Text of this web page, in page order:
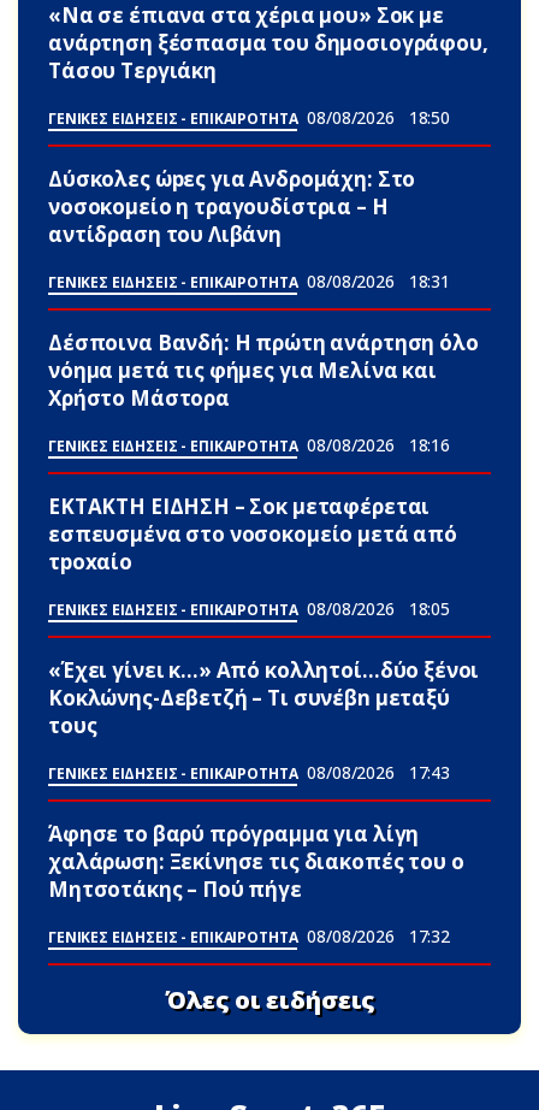
«Να σε έπιανα στα χέρια μου» Σoκ με
ανάρτηση ξέσπασμα του δημοσιογράφου,
Τάσου Τεργιάκη
ΓΕΝΙΚΕΣ ΕΙΔΗΣΕΙΣ - ΕΠΙΚΑΙΡΟΤΗΤΑ 08/08/2026 18:50
Δύσκολες ώpες για Ανδρομάχη: Στο
νοσοκομείο η τραγουδίστρια – Η
αντίδραση του Λιβάνη
ΓΕΝΙΚΕΣ ΕΙΔΗΣΕΙΣ - ΕΠΙΚΑΙΡΟΤΗΤΑ 08/08/2026 18:31
Δέσποινα Βανδή: Η πρώτη ανάρτηση όλο
νόημα μετά τις φήμες για Μελίνα και
Χρήστο Μάστορα
ΓΕΝΙΚΕΣ ΕΙΔΗΣΕΙΣ - ΕΠΙΚΑΙΡΟΤΗΤΑ 08/08/2026 18:16
ΕΚΤΑΚΤΗ ΕΙΔΗΣΗ – Σoκ μεταφέρεται
εσπευσμένα στο νοσοκομείο μετά από
τpοxαίο
ΓΕΝΙΚΕΣ ΕΙΔΗΣΕΙΣ - ΕΠΙΚΑΙΡΟΤΗΤΑ 08/08/2026 18:05
«Έχει γίνει κ…» Από κολλητοί…δύο ξένοι
Κοκλώνης-Δεβετζή – Τι συνέβn μεταξύ
τους
ΓΕΝΙΚΕΣ ΕΙΔΗΣΕΙΣ - ΕΠΙΚΑΙΡΟΤΗΤΑ 08/08/2026 17:43
Άφησε το βαρύ πρόγραμμα για λίγη
χαλάρωση: Ξεκίνησε τις διακοπές του ο
Μητσοτάκης – Πού πήγε
ΓΕΝΙΚΕΣ ΕΙΔΗΣΕΙΣ - ΕΠΙΚΑΙΡΟΤΗΤΑ 08/08/2026 17:32
Όλες οι ειδήσεις